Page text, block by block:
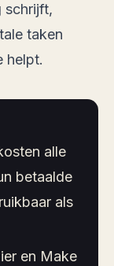
schrijft,
taken
helpt.
alle
betaalde
als
en Make